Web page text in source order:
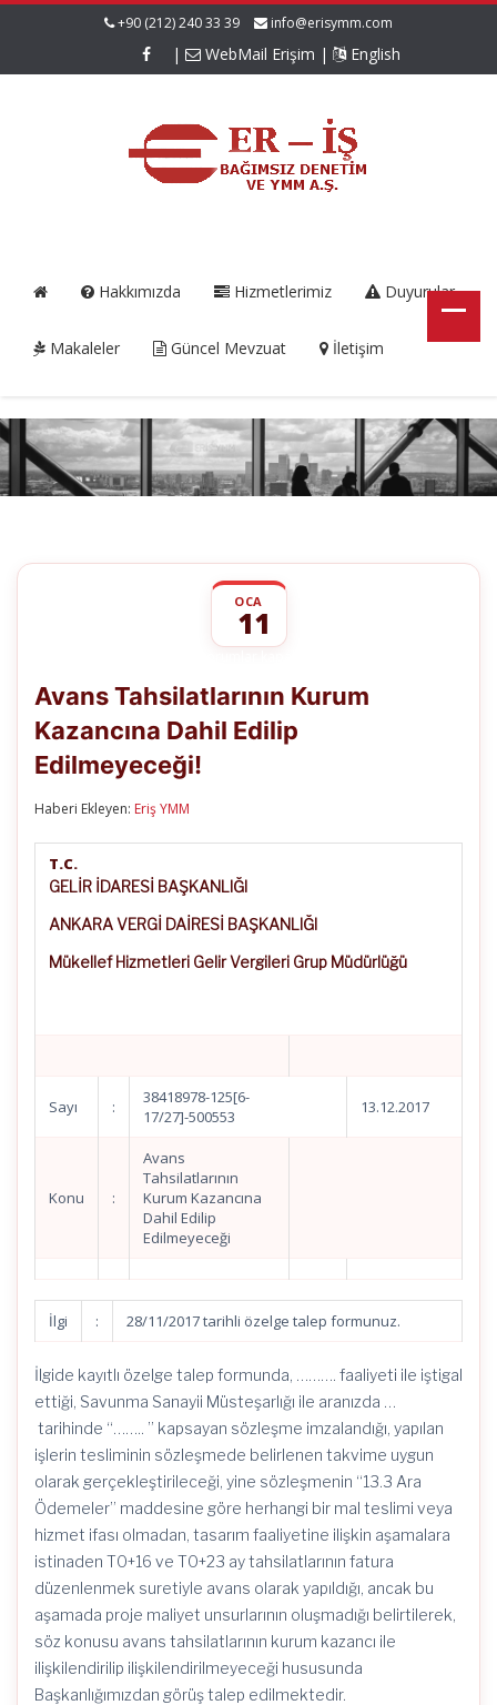
+90 (212) 240 33 39 info@erisymm.com
| WebMail Erişim | English
Hakkımızda Hizmetlerimiz Duyurular
Makaleler Güncel Mevzuat İletişim
OCA
11
Kurum
Kazancına
Dahil
Avans Tahsilatlarının Kurum
Kazancına Dahil Edilip
Edilmeyeceği!
Haberi Ekleyen: Eriş YMM
T.C.
GELİR İDARESİ BAŞKANLIĞI
ANKARA VERGİ DAİRESİ BAŞKANLIĞI
Mükellef Hizmetleri Gelir Vergileri Grup Müdürlüğü
Sayı :
38418978-125[6-
17/27]-500553
13.12.2017
Konu :
Avans
Tahsilatlarının
Kurum Kazancına
Dahil Edilip
Edilmeyeceği
İlgi : 28/11/2017 tarihli özelge talep formunuz.
İlgide kayıtlı özelge talep formunda, ………. faaliyeti ile iştigal
ettiği, Savunma Sanayii Müsteşarlığı ile aranızda …
tarihinde “…….. ” kapsayan sözleşme imzalandığı, yapılan
işlerin tesliminin sözleşmede belirlenen takvime uygun
olarak gerçekleştirileceği, yine sözleşmenin “13.3 Ara
Ödemeler” maddesine göre herhangi bir mal teslimi veya
hizmet ifası olmadan, tasarım faaliyetine ilişkin aşamalara
istinaden T0+16 ve T0+23 ay tahsilatlarının fatura
düzenlenmek suretiyle avans olarak yapıldığı, ancak bu
aşamada proje maliyet unsurlarının oluşmadığı belirtilerek,
söz konusu avans tahsilatlarının kurum kazancı ile
ilişkilendirilip ilişkilendirilmeyeceği hususunda
Başkanlığımızdan görüş talep edilmektedir.